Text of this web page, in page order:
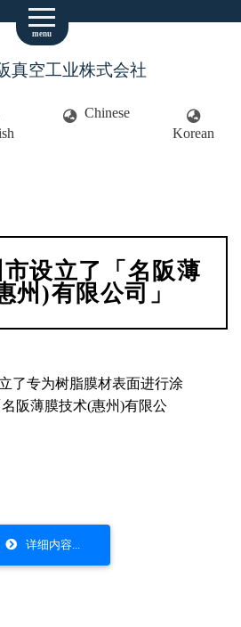
真空工业株式会社
Chinese
Korean
menu
设立了「名阪薄
州)有限公司」
了专为树脂膜材表面进行涂
阪薄膜技术(惠州)有限公
详细内容...